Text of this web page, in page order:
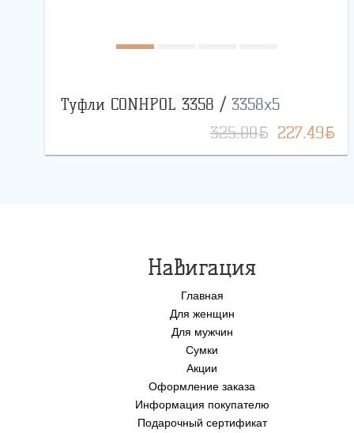
Туфли CONHPOL 3358 / 3358x5
325.00BYN 227.49BYN
Навигация
Главная
Для женщин
Для мужчин
Сумки
Акции
Оформление заказа
Информация покупателю
Подарочный сертификат